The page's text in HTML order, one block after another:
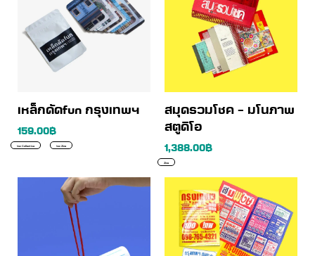
เหล็กดัดfun กรุงเทพฯ
159.00฿
!nw Collective !nw Zine
สมุดรวมโชค – มโนภาพ
สตูดิโอ
1,388.00฿
Zine